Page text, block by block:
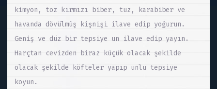
kimyon, toz kırmızı biber, tuz, karabiber ve
havanda dövülmüş kişnişi ilave edip yoğurun.
Geniş ve düz bir tepsiye un ilave edip yayın.
Harçtan cevizden biraz küçük olacak şekilde
olacak şekilde köfteler yapıp unlu tepsiye
koyun.